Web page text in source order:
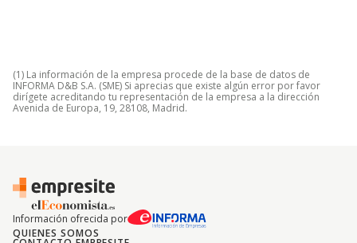
(1) La información de la empresa procede de la base de datos de
INFORMA D&B S.A. (SME) Si aprecias que existe algún error por favor
dirígete acreditando tu representación de la empresa a la dirección
Avenida de Europa, 19, 28108, Madrid.
Información ofrecida por
QUIENES SOMOS